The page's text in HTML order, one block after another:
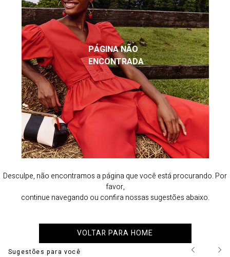
PÁGINA NÃO
ENCONTRADA
Desculpe, não encontramos a página que você está procurando. Por
favor,
continue navegando ou confira nossas sugestões abaixo.
VOLTAR PARA HOME
Sugestões para você